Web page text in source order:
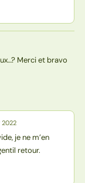
Merci et bravo
je ne m’en
retour.